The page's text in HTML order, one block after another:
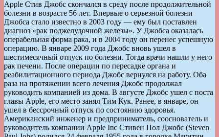
Apple Стив Джобс скончался в среду после продолжительной
болезни в возрасте 56 лет. Впервые о серьезной болезни
Джобса стало известно в 2003 году — ему был поставлен
диагноз «рак поджелудочной железы». У Джобса оказалась
операбельная форма рака, и в 2004 году он перенес успешную
операцию. В январе 2009 года Джобс вновь ушел в
шестимесячный отпуск по болезни. Тогда врачи нашли у него
рак печени. После операции по пересадке органа и
реабилитационного периода Джобс вернулся на работу. Оба
раза на протяжении всего лечения Джобс продолжал
руководить компанией из дома. В августе Джобс ушел с поста
главы Apple, его место занял Тим Кук. Ранее, в январе, он
ушел в бессрочный отпуск по состоянию здоровья.
Американский инженер и предприниматель, сооснователь и
руководитель компании Apple Inc Стивен Пол Джобс (Steven